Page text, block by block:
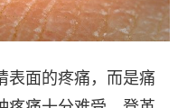
表面的疼痛，而是痛